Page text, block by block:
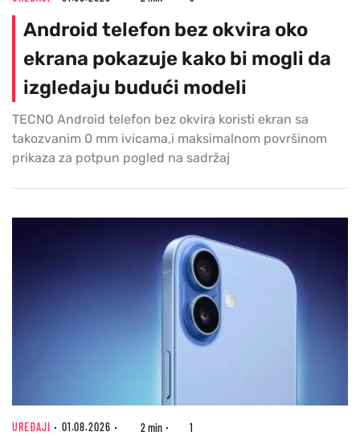
Android telefon bez okvira oko
ekrana pokazuje kako bi mogli da
izgledaju budući modeli
TECNO Android telefon bez okvira koristi ekran sa
takozvanim 0 mm ivicama,i maksimalnom površinom
prikaza za potpun pogled na sadržaj
UREĐAJI 01.08.2026 2 min 1